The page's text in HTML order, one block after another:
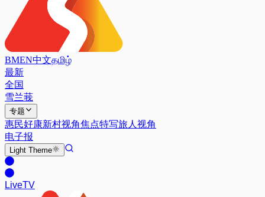
BMEN中文தமிழ்
最新
全国
雪兰莪
专题
惠民好康新村视角焦点特写旅人视角
电子报
Light Theme
LiveTV